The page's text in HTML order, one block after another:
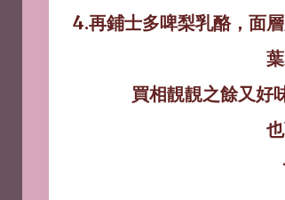
4.再鋪士多啤梨乳酪，面
買相靚靚之餘又好